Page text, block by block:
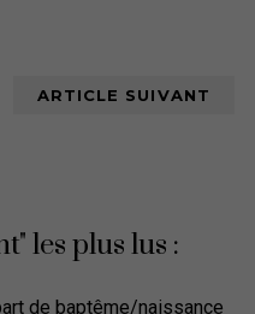
ARTICLE SUIVANT
les plus lus :
de baptême/naissance